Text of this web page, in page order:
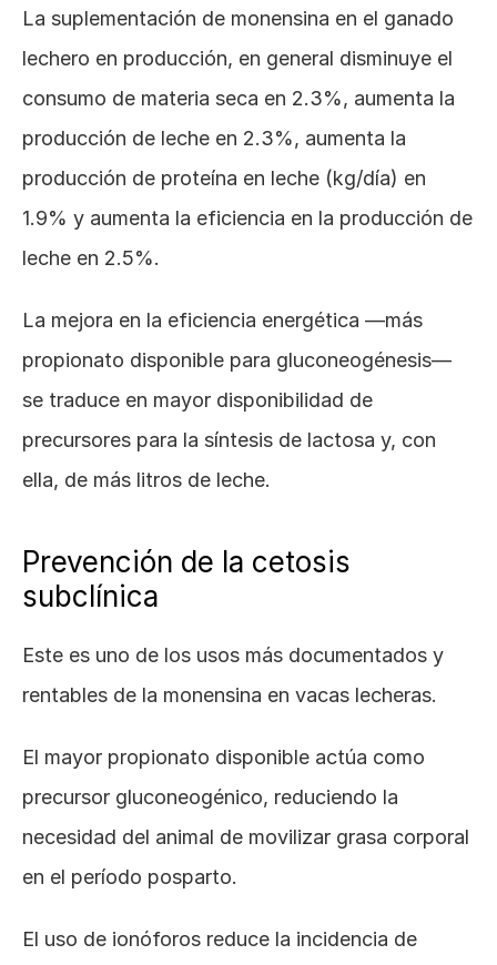
La suplementación de monensina en el ganado
lechero en producción, en general disminuye el
consumo de materia seca en 2.3%, aumenta la
producción de leche en 2.3%, aumenta la
producción de proteína en leche (kg/día) en
1.9% y aumenta la eficiencia en la producción de
leche en 2.5%.
La mejora en la eficiencia energética —más
propionato disponible para gluconeogénesis—
se traduce en mayor disponibilidad de
precursores para la síntesis de lactosa y, con
ella, de más litros de leche.
Prevención de la cetosis
subclínica
Este es uno de los usos más documentados y
rentables de la monensina en vacas lecheras.
El mayor propionato disponible actúa como
precursor gluconeogénico, reduciendo la
necesidad del animal de movilizar grasa corporal
en el período posparto.
El uso de ionóforos reduce la incidencia de